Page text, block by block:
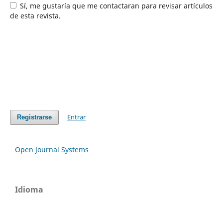
Sí, me gustaría que me contactaran para revisar artículos
de esta revista.
Registrarse Entrar
Open Journal Systems
Idioma